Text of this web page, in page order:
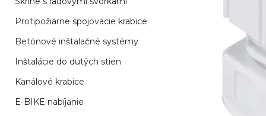
Protipožiarne spojovacie krabice
Betónové inštalačné systémy
Inštalácie do dutých stien
Kanálové krabice
E-BIKE nabíjanie